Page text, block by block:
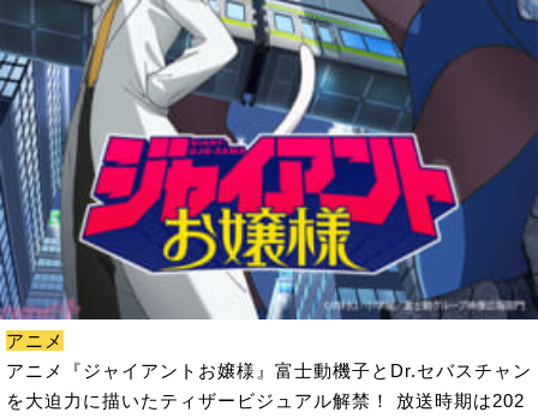
アニメ
アニメ『ジャイアントお嬢様』富士動機子とDr.セバスチャン
を大迫力に描いたティザービジュアル解禁！ 放送時期は202